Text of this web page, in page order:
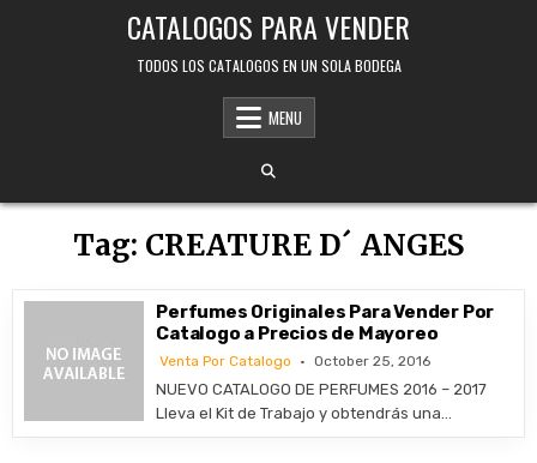
CATALOGOS PARA VENDER
TODOS LOS CATALOGOS EN UN SOLA BODEGA
MENU
Tag: CREATURE D´ ANGES
Perfumes Originales Para Vender Por
Catalogo a Precios de Mayoreo
Venta Por Catalogo October 25, 2016
NUEVO CATALOGO DE PERFUMES 2016 – 2017
Lleva el Kit de Trabajo y obtendrás una…